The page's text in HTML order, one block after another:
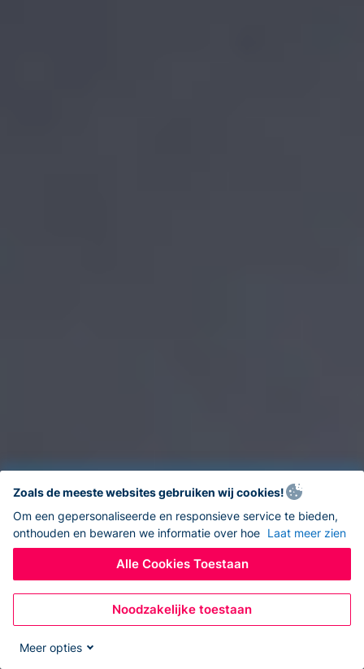
Zoals de meeste websites gebruiken wij cookies!
Om een gepersonaliseerde en responsieve service te bieden,
onthouden en bewaren we informatie over hoe Laat meer zien
Alle Cookies Toestaan
Noodzakelijke toestaan
Meer opties